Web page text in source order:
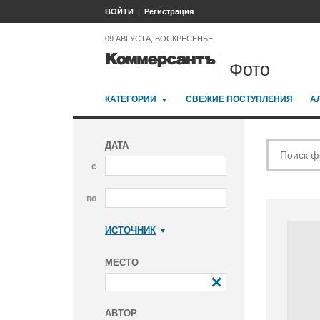
ВОЙТИ Регистрация
09 АВГУСТА, ВОСКРЕСЕНЬЕ
Фото
КАТЕГОРИИ СВЕЖИЕ ПОСТУПЛЕНИЯ
ДАТА
с
по
ИСТОЧНИК
МЕСТО
АВТОР